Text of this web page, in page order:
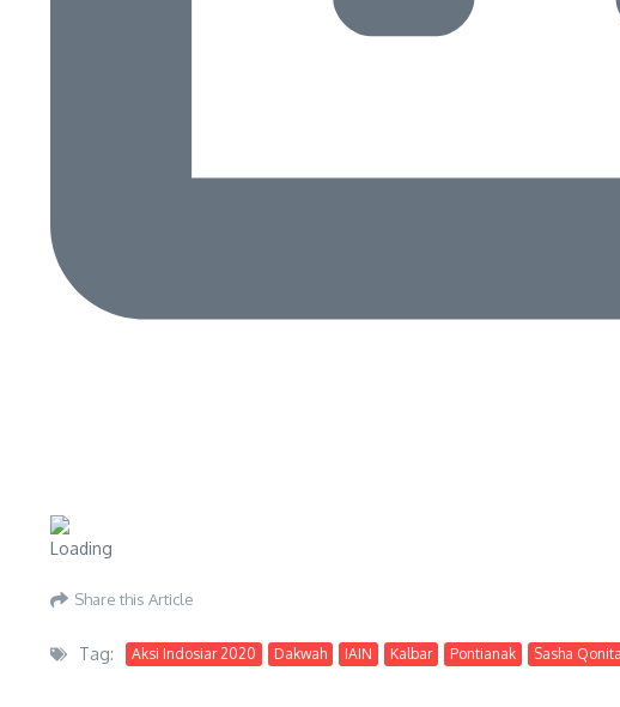
Share this Article
Tag: Aksi Indosiar 2020 Dakwah IAIN Kalbar Pontianak Sasha